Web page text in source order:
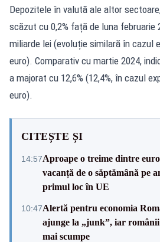
Depozitele în valută ale altor
scăzut cu 0,2% față de luna februarie
miliarde lei (evoluție similară în cazul
euro). Comparativ cu martie 2024,
a majorat cu 12,6% (12,4%, în cazul
euro).
CITEȘTE ȘI
14:57Aproape o treime dintre
vacanță de o săptămână pe
primul loc în UE
10:47Alertă pentru economia
ajunge la „junk”, iar
mai scumpe